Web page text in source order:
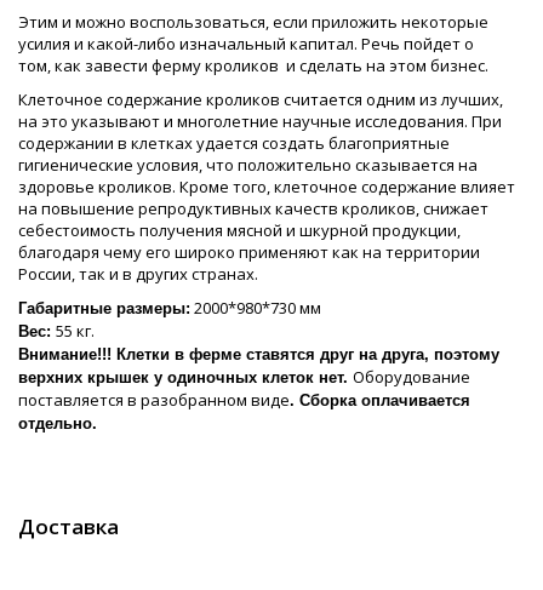
Этим и можно воспользоваться, если приложить некоторые
усилия и какой-либо изначальный капитал. Речь пойдет о
том, как завести ферму кроликов и сделать на этом бизнес.
Клеточное содержание кроликов считается одним из лучших,
на это указывают и многолетние научные исследования. При
содержании в клетках удается создать благоприятные
гигиенические условия, что положительно сказывается на
здоровье кроликов. Кроме того, клеточное содержание влияет
на повышение репродуктивных качеств кроликов, снижает
себестоимость получения мясной и шкурной продукции,
благодаря чему его широко применяют как на территории
России, так и в других странах.
Габаритные размеры: 2000*980*730 мм
Вес: 55 кг.
Внимание!!! Клетки в ферме ставятся друг на друга, поэтому
верхних крышек у одиночных клеток нет. Оборудование
поставляется в разобранном виде. Сборка оплачивается
отдельно.
Доставка